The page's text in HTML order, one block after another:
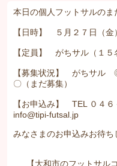
本日の個人フットサルのま
【日時】 ５月２７日（
【定員】 がちサル（１
【募集状況】 がちサ
〇（まだ募集）
【お申込み】 TEL ０４
info@tipi-futsal.jp
みなさまのお申込みお待ち
【大和市のフットサ